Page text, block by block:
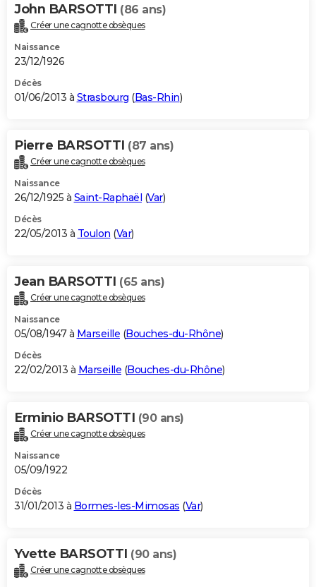
John BARSOTTI (86 ans)
Créer une cagnotte obsèques
Naissance
23/12/1926
Décès
01/06/2013 à Strasbourg (Bas-Rhin)
Pierre BARSOTTI (87 ans)
Créer une cagnotte obsèques
Naissance
26/12/1925 à Saint-Raphaël (Var)
Décès
22/05/2013 à Toulon (Var)
Jean BARSOTTI (65 ans)
Créer une cagnotte obsèques
Naissance
05/08/1947 à Marseille (Bouches-du-Rhône)
Décès
22/02/2013 à Marseille (Bouches-du-Rhône)
Erminio BARSOTTI (90 ans)
Créer une cagnotte obsèques
Naissance
05/09/1922
Décès
31/01/2013 à Bormes-les-Mimosas (Var)
Yvette BARSOTTI (90 ans)
Créer une cagnotte obsèques